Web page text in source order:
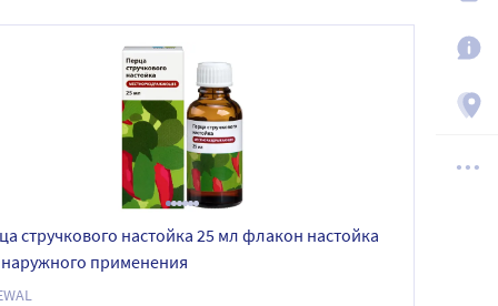
стручкового настойка 25 мл флакон настойка
применения